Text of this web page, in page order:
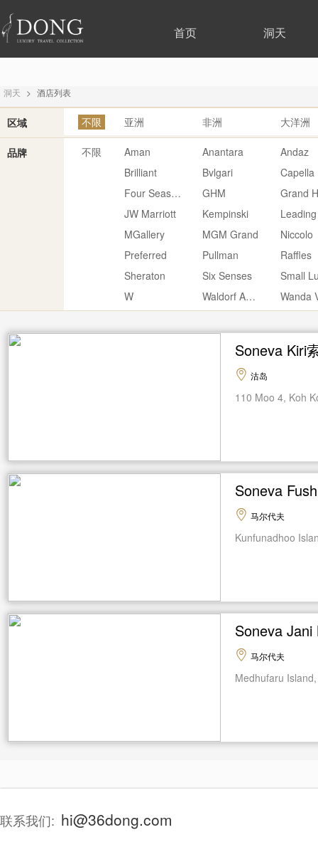
首页 洞天
洞天 > 酒店列表
区域 不限 亚洲 非洲 大洋洲
品牌 不限 Aman Anantara
Andaz
Brilliant
Bvlgari
Capella
Four Seasons
GHM
Grand
JW Marriott
Kempinski
Leading
MGallery
MGM Grand
Niccolo
Preferred
Pullman
Raffles
Sheraton
Six Senses
W
Waldorf Astoria Wanda
Soneva Kiri
沽岛
110 Moo 4, Koh
Soneva
马尔代夫
Kunfunadhoo
Soneva
马尔代夫
Medhufaru
联系我们: hi@36dong.com